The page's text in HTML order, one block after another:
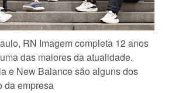
RN Imagem completa 12 anos
das maiores da atualidade.
e New Balance são alguns dos
da empresa